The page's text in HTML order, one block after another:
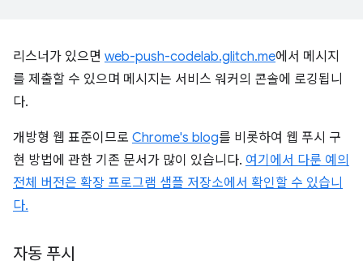
리스너가 있으면 web-push-codelab.glitch.me에서 메시지
를 제출할 수 있으며 메시지는 서비스 워커의 콘솔에 로깅됩니
다.
개방형 웹 표준이므로 Chrome's blog를 비롯하여 웹 푸시 구
현 방법에 관한 기존 문서가 많이 있습니다. 여기에서 다룬 예의
전체 버전은 확장 프로그램 샘플 저장소에서 확인할 수 있습니
다.
자동 푸시